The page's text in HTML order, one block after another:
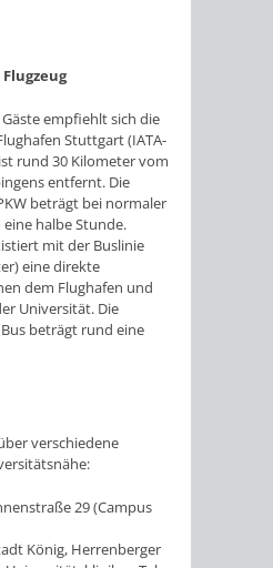
empfiehlt sich die
Stuttgart (IATA-
rund 30 Kilometer vom
entfernt. Die
beträgt bei normaler
halbe Stunde.
mit der Buslinie
eine direkte
dem Flughafen und
Universität. Die
beträgt rund eine
verschiedene
29 (Campus
König, Herrenberger